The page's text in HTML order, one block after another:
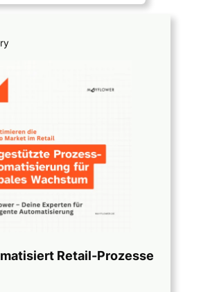
Retail-Prozesse